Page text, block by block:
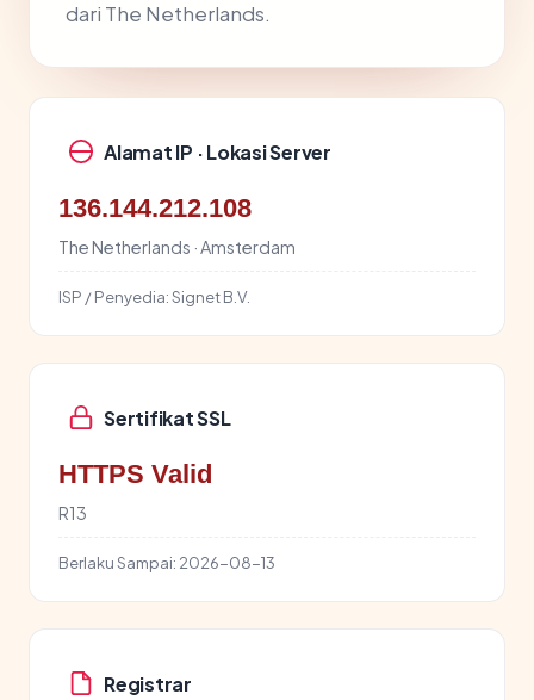
dari The Netherlands.
Alamat IP · Lokasi Server
136.144.212.108
The Netherlands · Amsterdam
ISP / Penyedia:Signet B.V.
Sertifikat SSL
HTTPS Valid
R13
Berlaku Sampai: 2026-08-13
Registrar